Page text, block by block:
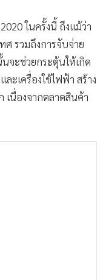
ในครั้งนี้ ถึงแม้ว่า
รวมถึงการจับจ่าย
นจะช่วยกระตุ้นให้เกิด
ะเครื่องใช้ไฟฟ้า สร้าง
เนื่องจากตลาดสินค้า